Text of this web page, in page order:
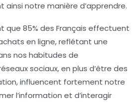
ainsi notre manière d’apprendre.
que 85% des Français effectuent
en ligne, reflétant une
nos habitudes de
sociaux, en plus d’être des
influencent fortement notre
l’information et d’interagir